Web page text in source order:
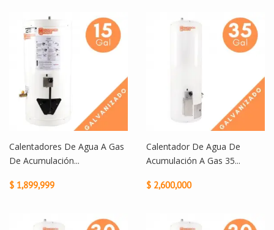
Calentadores De Agua A Gas
De Acumulación...
$ 1,899,999
Calentador De Agua De
Acumulación A Gas 35...
$ 2,600,000